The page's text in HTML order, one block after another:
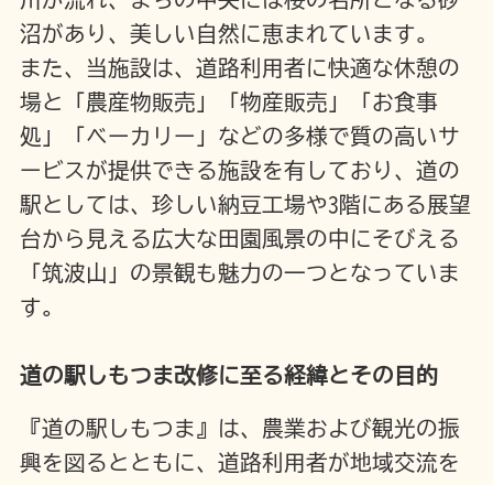
沼があり、美しい自然に恵まれています。
また、当施設は、道路利用者に快適な休憩の
場と「農産物販売」「物産販売」「お食事
処」「ベーカリー」などの多様で質の高いサ
ービスが提供できる施設を有しており、道の
駅としては、珍しい納豆工場や3階にある展望
台から見える広大な田園風景の中にそびえる
「筑波山」の景観も魅力の一つとなっていま
す。
道の駅しもつま改修に至る経緯とその目的
『道の駅しもつま』は、農業および観光の振
興を図るとともに、道路利用者が地域交流を